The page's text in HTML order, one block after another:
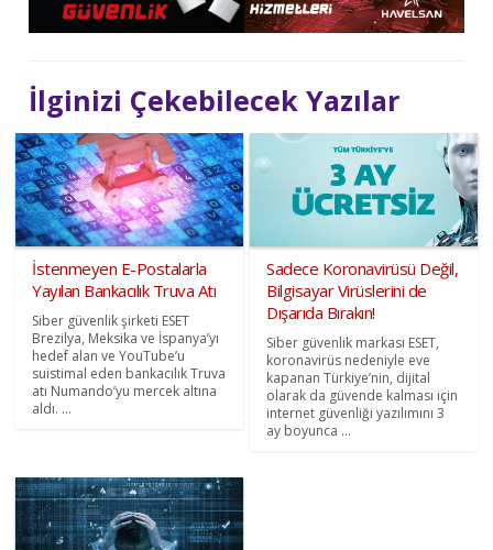
İlginizi Çekebilecek Yazılar
İstenmeyen E-Postalarla
Yayılan Bankacılık Truva Atı
Siber güvenlik şirketi ESET
Brezilya, Meksika ve İspanya’yı
hedef alan ve YouTube’u
suistimal eden bankacılık Truva
atı Numando’yu mercek altına
aldı. ...
Sadece Koronavirüsü Değil,
Bilgisayar Virüslerini de
Dışarıda Bırakın!
Siber güvenlik markası ESET,
koronavirüs nedeniyle eve
kapanan Türkiye’nin, dijital
olarak da güvende kalması için
internet güvenliği yazılımını 3
ay boyunca ...